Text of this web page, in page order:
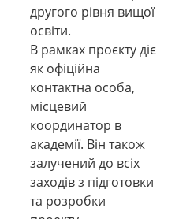
другого рівня вищої
освіти.
В рамках проєкту діє
як офіційна
контактна особа,
місцевий
координатор в
академії. Він також
залучений до всіх
заходів з підготовки
та розробки